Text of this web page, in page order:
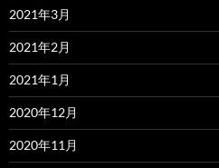
2021年3月
2021年2月
2021年1月
2020年12月
2020年11月